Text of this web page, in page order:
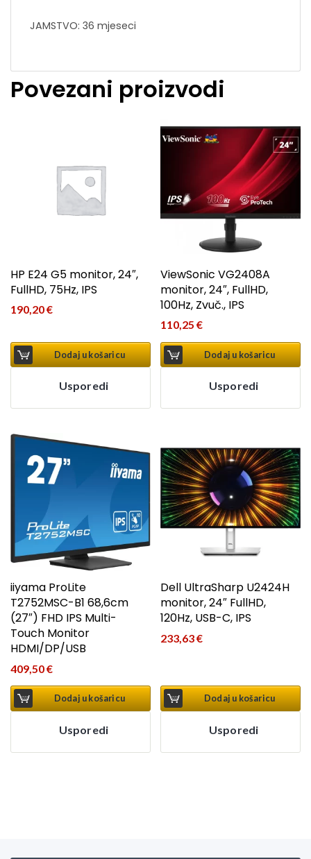
JAMSTVO: 36 mjeseci
Povezani proizvodi
HP E24 G5 monitor, 24″,
FullHD, 75Hz, IPS
190,20€
Dodaj u košaricu
Usporedi
ViewSonic VG2408A
monitor, 24″, FullHD,
100Hz, Zvuč., IPS
110,25€
Dodaj u košaricu
Usporedi
iiyama ProLite
T2752MSC-B1 68,6cm
(27″) FHD IPS Multi-
Touch Monitor
HDMI/DP/USB
409,50€
Dodaj u košaricu
Usporedi
Dell UltraSharp U2424H
monitor, 24″ FullHD,
120Hz, USB-C, IPS
233,63€
Dodaj u košaricu
Usporedi